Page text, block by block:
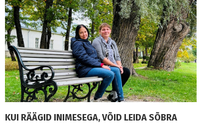
KUI RÄÄGID INIMESEGA, VÕID LEIDA SÕBRA